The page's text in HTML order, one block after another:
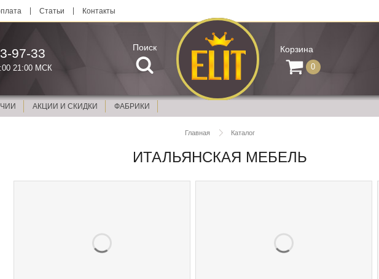
Статьи Контакты
97-33
21:00 МСК
Поиск Корзина
0
АКЦИИ И СКИДКИ ФАБРИКИ
Главная Каталог
ИТАЛЬЯНСКАЯ МЕБЕЛЬ